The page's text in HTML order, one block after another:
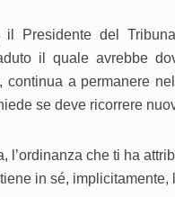
il Presidente del
il quale avrebbe
continua a permanere
se deve ricorrere
l’ordinanza che ti ha
in sé,